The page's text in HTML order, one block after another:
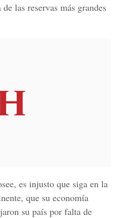
las reservas más grandes
es injusto que siga en la
que su economía
su país por falta de